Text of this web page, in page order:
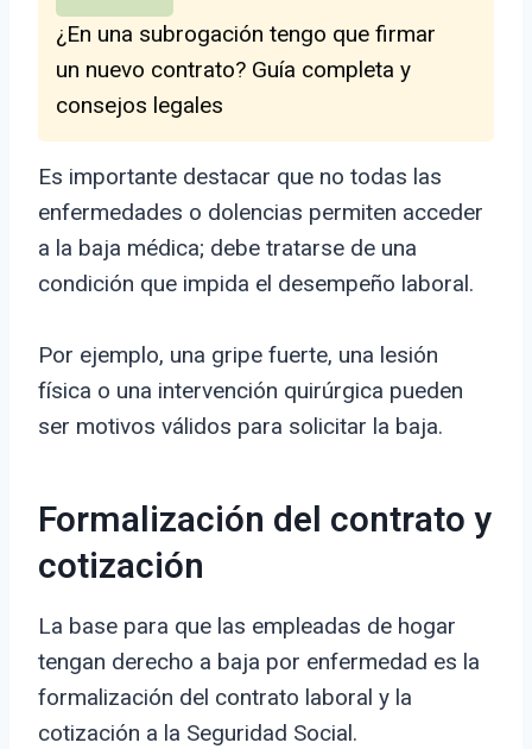
¿En una subrogación tengo que firmar
un nuevo contrato? Guía completa y
consejos legales
Es importante destacar que no todas las
enfermedades o dolencias permiten acceder
a la baja médica; debe tratarse de una
condición que impida el desempeño laboral.
Por ejemplo, una gripe fuerte, una lesión
física o una intervención quirúrgica pueden
ser motivos válidos para solicitar la baja.
Formalización del contrato y
cotización
La base para que las empleadas de hogar
tengan derecho a baja por enfermedad es la
formalización del contrato laboral y la
cotización a la Seguridad Social.